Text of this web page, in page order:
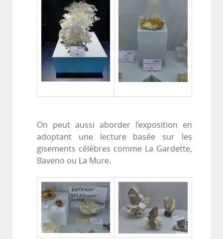
On peut aussi aborder l’exposition en
adoptant une lecture basée sur les
gisements célèbres comme La Gardette,
Baveno ou La Mure.